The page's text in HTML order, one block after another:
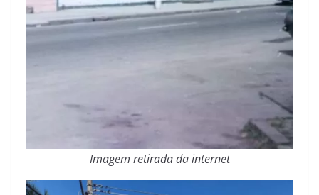
Imagem retirada da internet